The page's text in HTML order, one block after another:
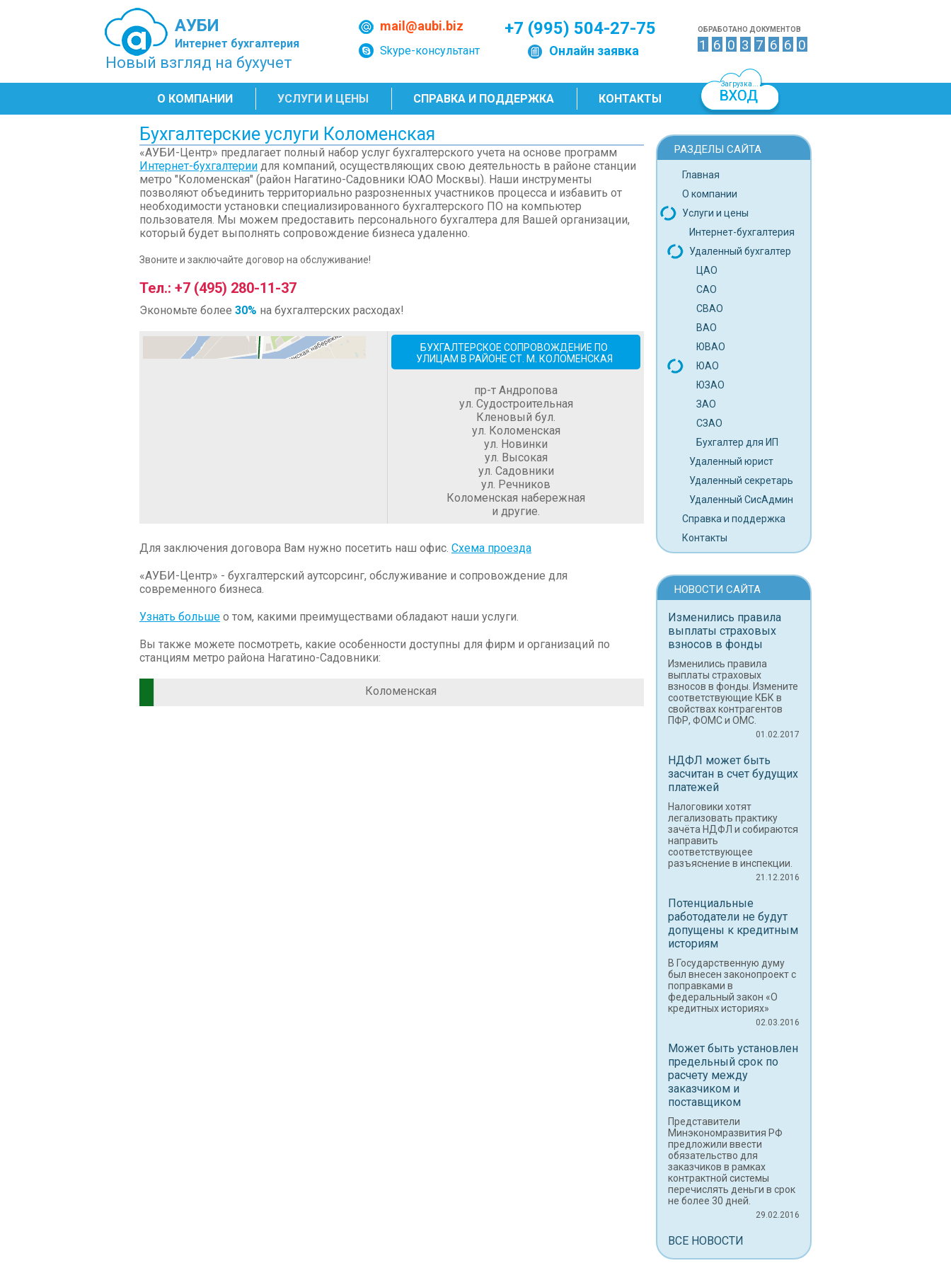
АУБИ
Интернет бухгалтерия
Новый взгляд на бухучет
mail@aubi.biz
Skype-консультант
+7 (995) 504-27-75
Онлайн заявка
ОБРАБОТАНО ДОКУМЕНТОВ
1 6 0 3 7 6 6 0
О КОМПАНИИ УСЛУГИ И ЦЕНЫ СПРАВКА И ПОДДЕРЖКА КОНТАКТЫ
Загрузка...
Бухгалтерские услуги Коломенская
«АУБИ-Центр» предлагает полный набор услуг бухгалтерского учета на основе программ
Интернет-бухгалтерии для компаний, осуществляющих свою деятельность в районе станции
метро "Коломенская" (район Нагатино-Садовники ЮАО Москвы). Наши инструменты
позволяют объединить территориально разрозненных участников процесса и избавить от
необходимости установки специализированного бухгалтерского ПО на компьютер
пользователя. Мы можем предоставить персонального бухгалтера для Вашей организации,
который будет выполнять сопровождение бизнеса удаленно.
Звоните и заключайте договор на обслуживание!
Тел.: +7 (495) 280-11-37
Экономьте более 30% на бухгалтерских расходах!
БУХГАЛТЕРСКОЕ СОПРОВОЖДЕНИЕ ПО
УЛИЦАМ В РАЙОНЕ СТ. М. КОЛОМЕНСКАЯ
пр-т Андропова
ул. Судостроительная
Кленовый бул.
ул. Коломенская
ул. Новинки
ул. Высокая
ул. Садовники
ул. Речников
Коломенская набережная
и другие.
Для заключения договора Вам нужно посетить наш офис. Схема проезда
«АУБИ-Центр» - бухгалтерский аутсорсинг, обслуживание и сопровождение для
современного бизнеса.
Узнать больше о том, какими преимуществами обладают наши услуги.
Вы также можете посмотреть, какие особенности доступны для фирм и организаций по
станциям метро района Нагатино-Садовники:
Коломенская
РАЗДЕЛЫ САЙТА
Главная
О компании
Услуги и цены
Интернет-бухгалтерия
Удаленный бухгалтер
ЦАО
САО
СВАО
ВАО
ЮВАО
ЮАО
ЮЗАО
ЗАО
СЗАО
Бухгалтер для ИП
Удаленный юрист
Удаленный секретарь
Удаленный СисАдмин
Справка и поддержка
Контакты
НОВОСТИ САЙТА
Изменились правила
выплаты страховых
взносов в фонды
Изменились правила
выплаты страховых
взносов в фонды. Измените
соответствующие КБК в
свойствах контрагентов
ПФР, ФОМС и ОМС.
01.02.2017
НДФЛ может быть
засчитан в счет будущих
платежей
Налоговики хотят
легализовать практику
зачёта НДФЛ и собираются
направить
соответствующее
разъяснение в инспекции.
21.12.2016
Потенциальные
работодатели не будут
допущены к кредитным
историям
В Государственную думу
был внесен законопроект с
поправками в
федеральный закон «О
кредитных историях»
02.03.2016
Может быть установлен
предельный срок по
расчету между
заказчиком и
поставщиком
Представители
Минэкономразвития РФ
предложили ввести
обязательство для
заказчиков в рамках
контрактной системы
перечислять деньги в срок
не более 30 дней.
29.02.2016
ВСЕ НОВОСТИ